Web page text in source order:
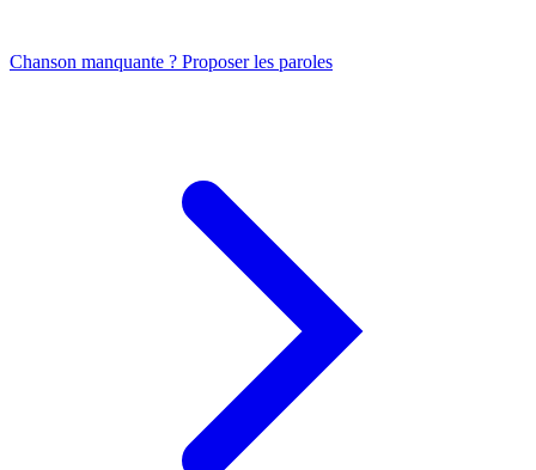
Chanson manquante ? Proposer les paroles